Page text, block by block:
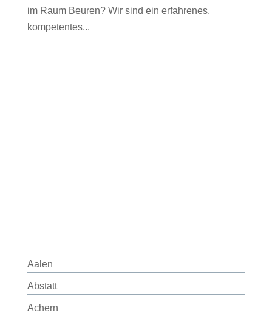
im Raum Beuren? Wir sind ein erfahrenes,
kompetentes...
Aalen
Abstatt
Achern